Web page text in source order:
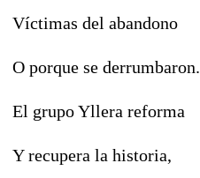
Víctimas del abandono
O porque se derrumbaron.
El grupo Yllera reforma
Y recupera la historia,